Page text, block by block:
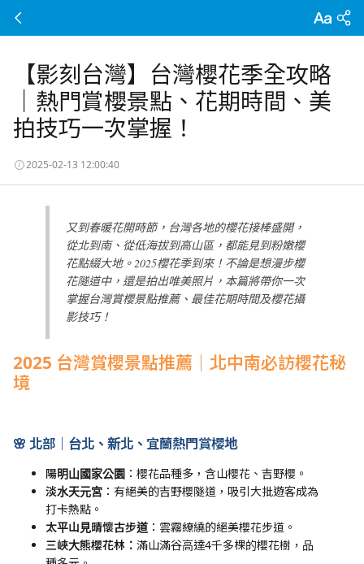
【影刻台灣】台灣櫻花季全攻略
｜熱門賞櫻景點、花期時間、美
拍技巧一次掌握！
2025-02-13 12:00:40
又到春暖花開時節，台灣各地的櫻花接棒盛開，
從北到南、從低海拔到高山區，都能見到粉嫩櫻
花點綴大地。2025櫻花季到來！不論是想漫步櫻
花隧道中，還是拍出唯美照片，本篇將帶你一次
掌握台灣賞櫻景點推薦、最佳花期時間及櫻花攝
影技巧！
2025 台灣賞櫻景點推薦｜北中南必訪櫻花秘
境
🌸 北部｜台北、新北、宜蘭熱門賞櫻地
陽明山國家公園 ：櫻花品種多，含山櫻花、吉野櫻。
淡水天元宮 ：有絕美的吉野櫻隧道，吸引大批遊客成為
打卡熱點。
太平山見晴懷古步道 ：雲霧繚繞的絕美櫻花步道。
三峽大熊櫻花林： 滿山滿谷高達4千多棵的櫻花樹，品